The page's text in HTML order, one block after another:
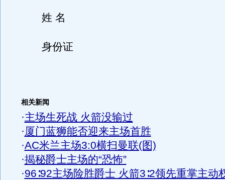
姓 名
身份证
相关新闻
·主场生死战 火箭没输过
·厦门蓝狮能否迎来主场首胜
·AC米兰主场3:0横扫曼联(图)
·揭秘爵士主场的“恐怖”
·96∶92主场险胜爵士 火箭3∶2领先重掌主动